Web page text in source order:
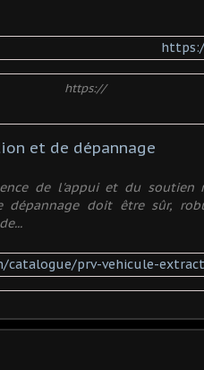
https://
et de dépannage
de l'appui et du soutien
dépannage doit être sûr,